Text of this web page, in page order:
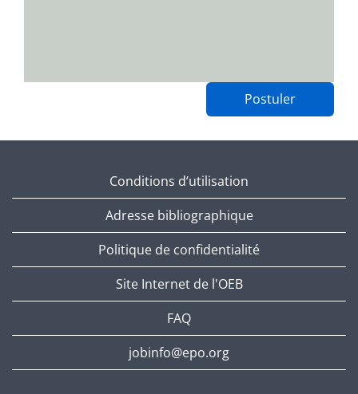
Postuler
Conditions d’utilisation
Adresse bibliographique
Politique de confidentialité
Site Internet de l'OEB
FAQ
jobinfo@epo.org